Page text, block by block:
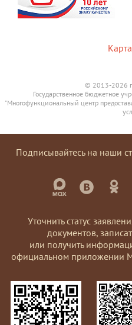
© 2013-2026
Государственное бюджетное
"Многофункциональный центр
Подписывайтесь на наши
Уточнить статус
документов,
или получить
официальном приложении